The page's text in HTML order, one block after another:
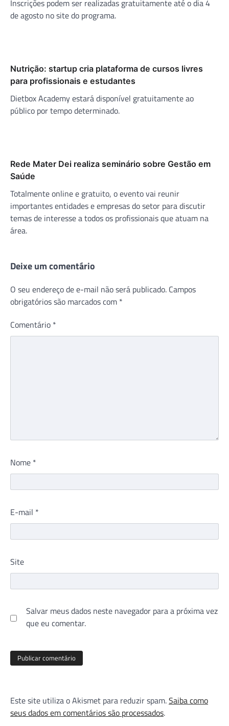
Inscrições podem ser realizadas gratuitamente até o dia 4
de agosto no site do programa.
Nutrição: startup cria plataforma de cursos livres
para profissionais e estudantes
Dietbox Academy estará disponível gratuitamente ao
público por tempo determinado.
Rede Mater Dei realiza seminário sobre Gestão em
Saúde
Totalmente online e gratuito, o evento vai reunir
importantes entidades e empresas do setor para discutir
temas de interesse a todos os profissionais que atuam na
área.
Deixe um comentário
O seu endereço de e-mail não será publicado. Campos
obrigatórios são marcados com *
Comentário *
Nome *
E-mail *
Site
Salvar meus dados neste navegador para a próxima vez
que eu comentar.
Este site utiliza o Akismet para reduzir spam.Saiba como
seus dados em comentários são processados.